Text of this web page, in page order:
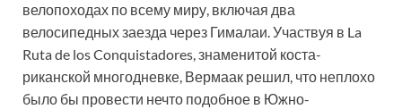
велопоходах по всему миру, включая два
велосипедных заезда через Гималаи. Участвуя в La
Ruta de los Conquistadores, знаменитой коста-
риканской многодневке, Вермаак решил, что неплохо
было бы провести нечто подобное в Южно-